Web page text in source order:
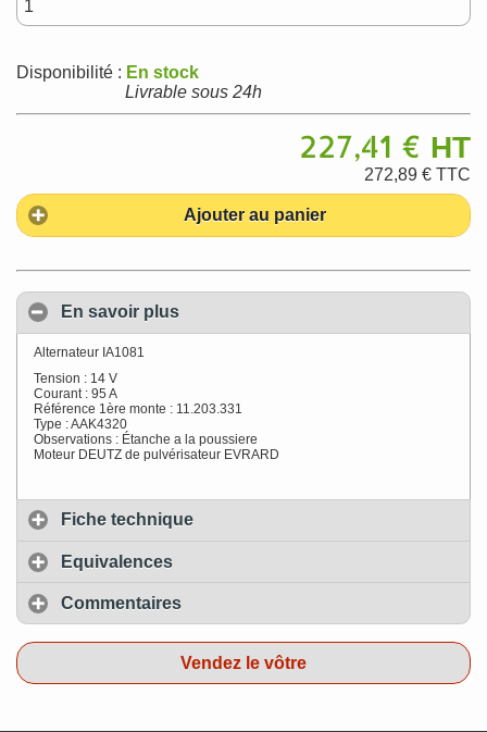
Disponibilité : En stock
Livrable sous 24h
227,41 € HT
272,89 € TTC
Ajouter au panier
En savoir plus
Alternateur IA1081
Tension : 14 V
Courant : 95 A
Référence 1ère monte : 11.203.331
Type : AAK4320
Observations : Étanche a la poussiere
Moteur DEUTZ de pulvérisateur EVRARD
Fiche technique
Equivalences
Commentaires
Vendez le vôtre